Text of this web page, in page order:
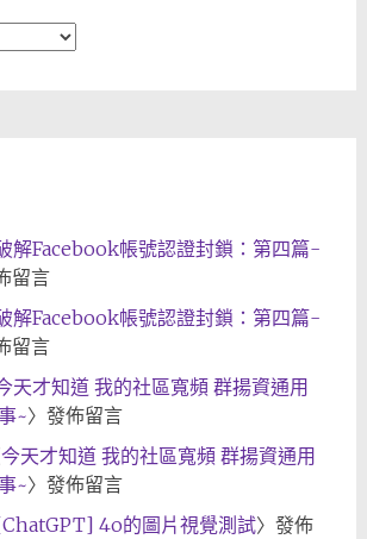
解Facebook帳號認證封鎖：第四篇-
留言
解Facebook帳號認證封鎖：第四篇-
留言
天才知道 我的社區寬頻 群揚資通用
~〉發佈留言
今天才知道 我的社區寬頻 群揚資通用
~〉發佈留言
4o的圖片視覺測試〉發佈